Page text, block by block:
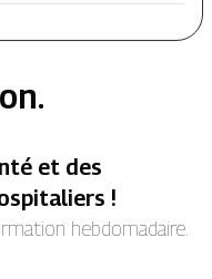
et des
!
hebdomadaire.